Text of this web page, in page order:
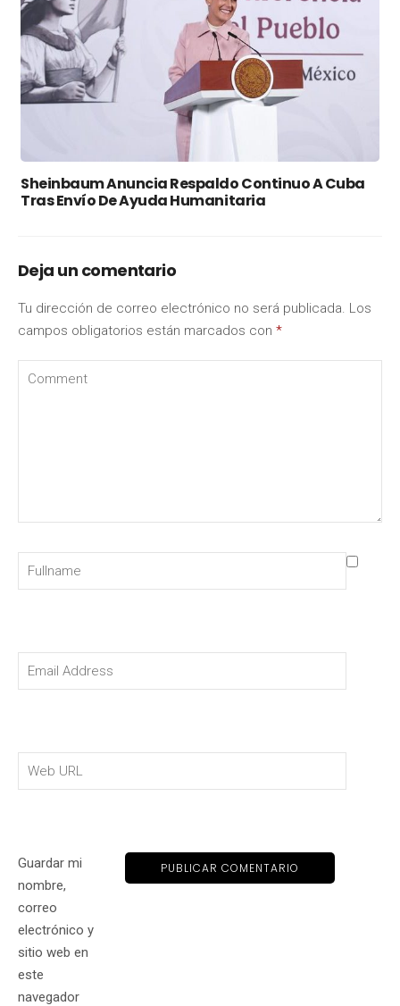
Sheinbaum Anuncia Respaldo Continuo A Cuba
Tras Envío De Ayuda Humanitaria
Deja un comentario
Tu dirección de correo electrónico no será publicada. Los
campos obligatorios están marcados con *
Guardar mi
nombre,
correo
electrónico y
sitio web en
este
navegador